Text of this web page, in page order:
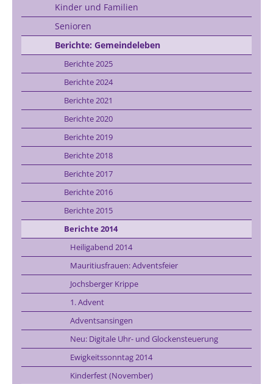
Kinder und Familien
Senioren
Berichte: Gemeindeleben
Berichte 2025
Berichte 2024
Berichte 2021
Berichte 2020
Berichte 2019
Berichte 2018
Berichte 2017
Berichte 2016
Berichte 2015
Berichte 2014
Heiligabend 2014
Mauritiusfrauen: Adventsfeier
Jochsberger Krippe
1. Advent
Adventsansingen
Neu: Digitale Uhr- und Glockensteuerung
Ewigkeitssonntag 2014
Kinderfest (November)